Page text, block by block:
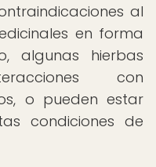
al
en forma
algunas hierbas
con
o pueden estar
condiciones de